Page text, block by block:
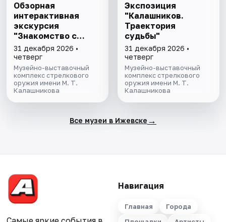
Обзорная
интерактивная
экскурсия
"Знакомство с
музеем"
31 декабря 2026 •
четверг
Музейно-выставочный
комплекс стрелкового
оружия имени М. Т.
Калашникова
Экспозиция
"Калашников.
Траектория
судьбы"
31 декабря 2026 •
четверг
Музейно-выставочный
комплекс стрелкового
оружия имени М. Т.
Калашникова
Все музеи в Ижевске →
Навигация
Главная
Города